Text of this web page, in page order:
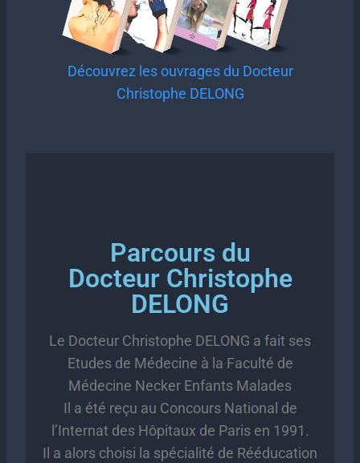
Découvrez les ouvrages du Docteur
Christophe DELONG
Parcours du
Docteur Christophe
DELONG
Le Docteur Christophe DELONG a fait ses
Etudes de Médecine à la Faculté de
Médecine Necker Enfants Malades
Il a été reçu au Concours National de
l’Internat des Hôpitaux de Paris en 1991.
Il a alors choisi la spécialité de Rééducation